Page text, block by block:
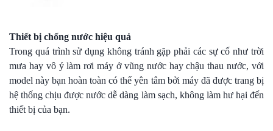
Thiết bị chống nước hiệu quả
Trong quá trình sử dụng không tránh gặp phải các sự cố như trời
mưa hay vô ý làm rơi máy ở vũng nước hay chậu thau nước, với
model này bạn hoàn toàn có thể yên tâm bởi máy đã được trang bị
hệ thống chịu được nước dễ dàng làm sạch, không làm hư hại đến
thiết bị của bạn.